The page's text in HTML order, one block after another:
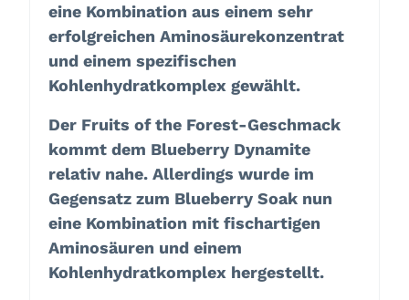
eine Kombination aus einem sehr
erfolgreichen Aminosäurekonzentrat
und einem spezifischen
Kohlenhydratkomplex gewählt.
Der Fruits of the Forest-Geschmack
kommt dem Blueberry Dynamite
relativ nahe. Allerdings wurde im
Gegensatz zum Blueberry Soak nun
eine Kombination mit fischartigen
Aminosäuren und einem
Kohlenhydratkomplex hergestellt.